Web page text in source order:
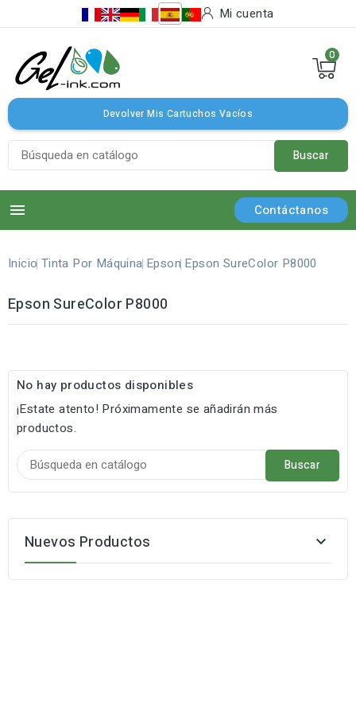
Mi cuenta
0
Devolver Mis Cartuchos Vacíos
Buscar
 Contáctanos
Inicio Tinta Por Máquina Epson Epson SureColor P8000
Epson SureColor P8000
No hay productos disponibles
¡Estate atento! Próximamente se añadirán más
productos.
Buscar
Nuevos Productos 